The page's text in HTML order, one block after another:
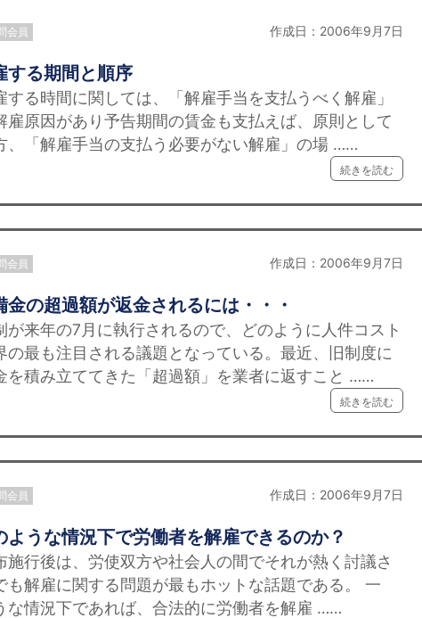
会員 作成日：2006年9月7日
する期間と順序
する時間に関しては、「解雇手当を支払うべく解雇」
雇原因があり予告期間の賃金も支払えば、原則として
、「解雇手当の支払う必要がない解雇」の場 ……
続きを読む
会員 作成日：2006年9月7日
の超過額が返金されるには・・・
来年の7月に執行されるので、どのように人件コスト
の最も注目される議題となっている。最近、旧制度に
を積み立ててきた「超過額」を業者に返すこと ……
続きを読む
会員 作成日：2006年9月7日
うな情況下で労働者を解雇できるのか？
行後は、労使双方や社会人の間でそれが熱く討議さ
も解雇に関する問題が最もホットな話題である。 一
な情況下であれば、合法的に労働者を解雇 ……